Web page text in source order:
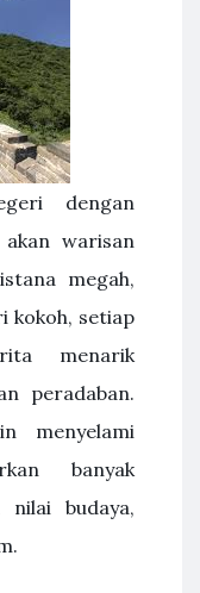
dengan
warisan
megah,
kokoh, setiap
menarik
peradaban.
menyelami
banyak
nilai budaya,